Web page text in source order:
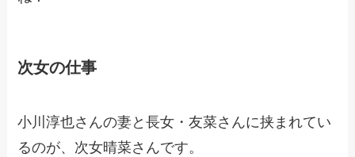
次女の仕事
小川淳也さんの妻と長女・友菜さんに挟まれてい
るのが、次女晴菜さんです。